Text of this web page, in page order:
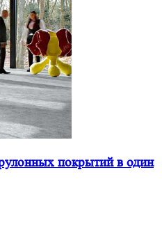
покрытий в один